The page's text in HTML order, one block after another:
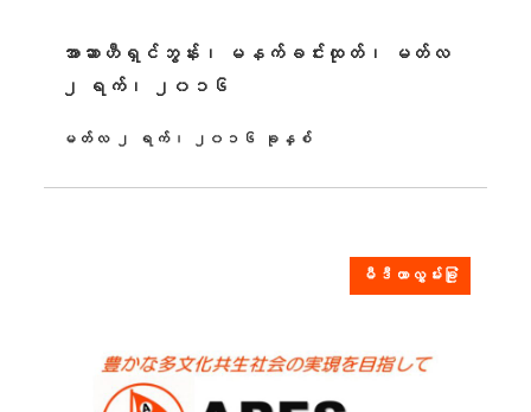
အာဆာဟီရှင်ဘွန်း၊ မနက်ခင်းထုတ်၊ မတ်လ
၂ ရက်၊ ၂၀၁၆
ထုတ်ဝေခဲ့သည်။
မတ်လ ၂ ရက်၊ ၂၀၁၆ ခုနှစ်
မီဒီယာလွှမ်းခြုံ